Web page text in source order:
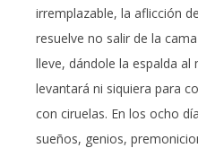
irremplazable, la aflicción
resuelve no salir de la
lleve, dándole la espalda al
levantará ni siquiera para
con ciruelas. En los ocho
sueños, genios,